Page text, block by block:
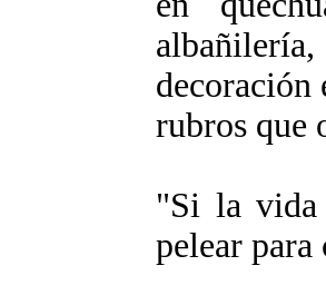
albañilería,
decoración
rubros que
"Si la vida
pelear